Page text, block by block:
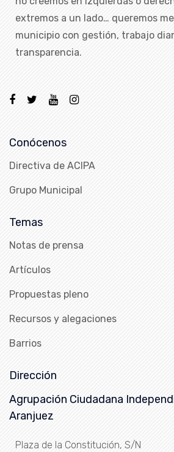
extremos a un lado… queremos
municipio con gestión, trabajo
transparencia.
Conócenos
Directiva de ACIPA
Grupo Municipal
Temas
Notas de prensa
Artículos
Propuestas pleno
Recursos y alegaciones
Barrios
Dirección
Agrupación Ciudadana
Aranjuez
Plaza de la Constitución, S/N